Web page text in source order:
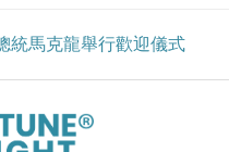
統馬克龍舉行歡迎儀式